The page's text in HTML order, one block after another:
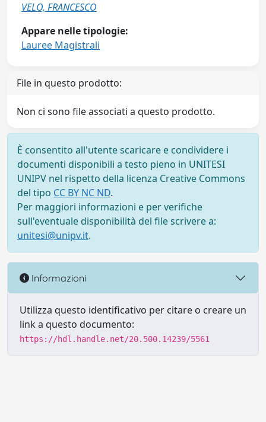
VELO, FRANCESCO
Appare nelle tipologie:
Lauree Magistrali
File in questo prodotto:
Non ci sono file associati a questo prodotto.
È consentito all'utente scaricare e condividere i
documenti disponibili a testo pieno in UNITESI
UNIPV nel rispetto della licenza Creative Commons
del tipo CC BY NC ND.
Per maggiori informazioni e per verifiche
sull'eventuale disponibilità del file scrivere a:
unitesi@unipv.it.
Informazioni
Utilizza questo identificativo per citare o creare un
link a questo documento:
https://hdl.handle.net/20.500.14239/5561